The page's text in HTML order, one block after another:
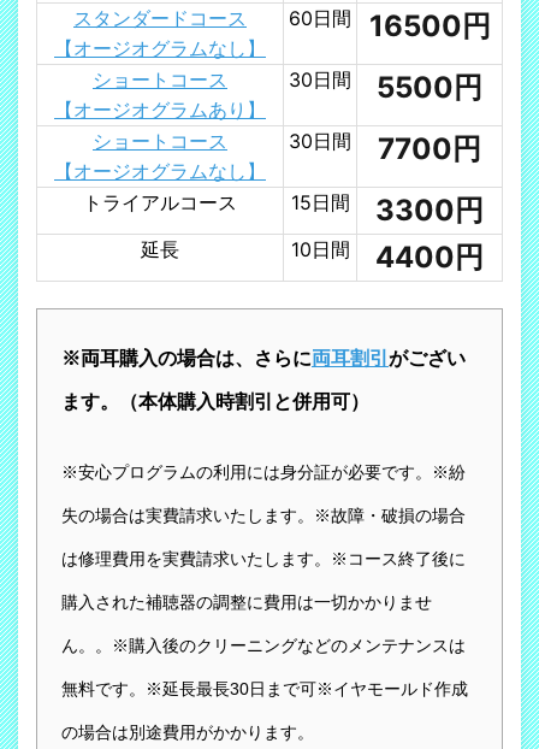
スタンダードコース
【オージオグラムなし】
60日間 16500円
ショートコース
【オージオグラムあり】
30日間 5500円
ショートコース
【オージオグラムなし】
30日間 7700円
トライアルコース 15日間 3300円
延長 10日間 4400円
※両耳購入の場合は、さらに両耳割引 がござい
ます。（本体購入時割引と併用可）
※安心プログラムの利用には身分証が必要です。※紛
失の場合は実費請求いたします。※故障・破損の場合
は修理費用を実費請求いたします。※コース終了後に
購入された補聴器の調整に費用は一切かかりませ
ん。。※購入後のクリーニングなどのメンテナンスは
無料です。※延長最長30日まで可※イヤモールド作成
の場合は別途費用がかかります。